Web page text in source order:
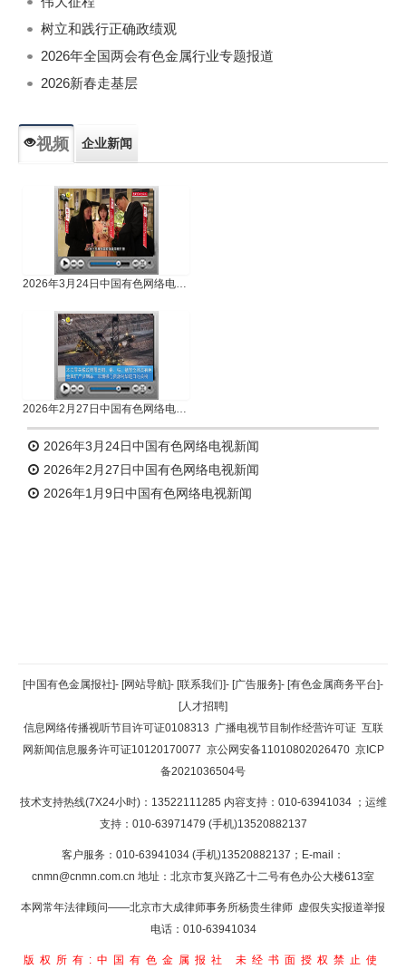
树立和践行正确政绩观
2026年全国两会有色金属行业专题报道
2026新春走基层
视频 企业新闻
2026年3月24日中国有色网络电视新闻
2026年2月27日中国有色网络电视新闻
2026年3月24日中国有色网络电视新闻
2026年2月27日中国有色网络电视新闻
2026年1月9日中国有色网络电视新闻
返回顶部
返回首页
[中国有色金属报社]- [网站导航]- [联系我们]- [广告服务]- [有色金属商务平台]-
[人才招聘]
信息网络传播视听节目许可证0108313 广播电视节目制作经营许可证 互联
网新闻信息服务许可证10120170077 京公网安备11010802026470 京ICP
备2021036504号
技术支持热线(7X24小时)：13522111285 内容支持：010-63941034 ；运维
支持：010-63971479 (手机)13520882137
客户服务：010-63941034 (手机)13520882137；E-mail：
cnmn@cnmn.com.cn 地址：北京市复兴路乙十二号有色办公大楼613室
本网常年法律顾问——北京市大成律师事务所杨贵生律师 虚假失实报道举报
电话：010-63941034
版权所有:中国有色金属报社 未经书面授权禁止使